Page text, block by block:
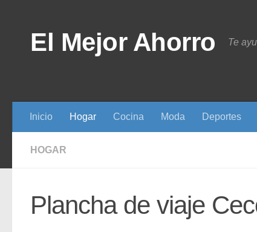
El Mejor Ahorro Te
Inicio Hogar Cocina Moda Deportes
HOGAR
Plancha de viaje